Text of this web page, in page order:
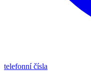
telefonní čísla